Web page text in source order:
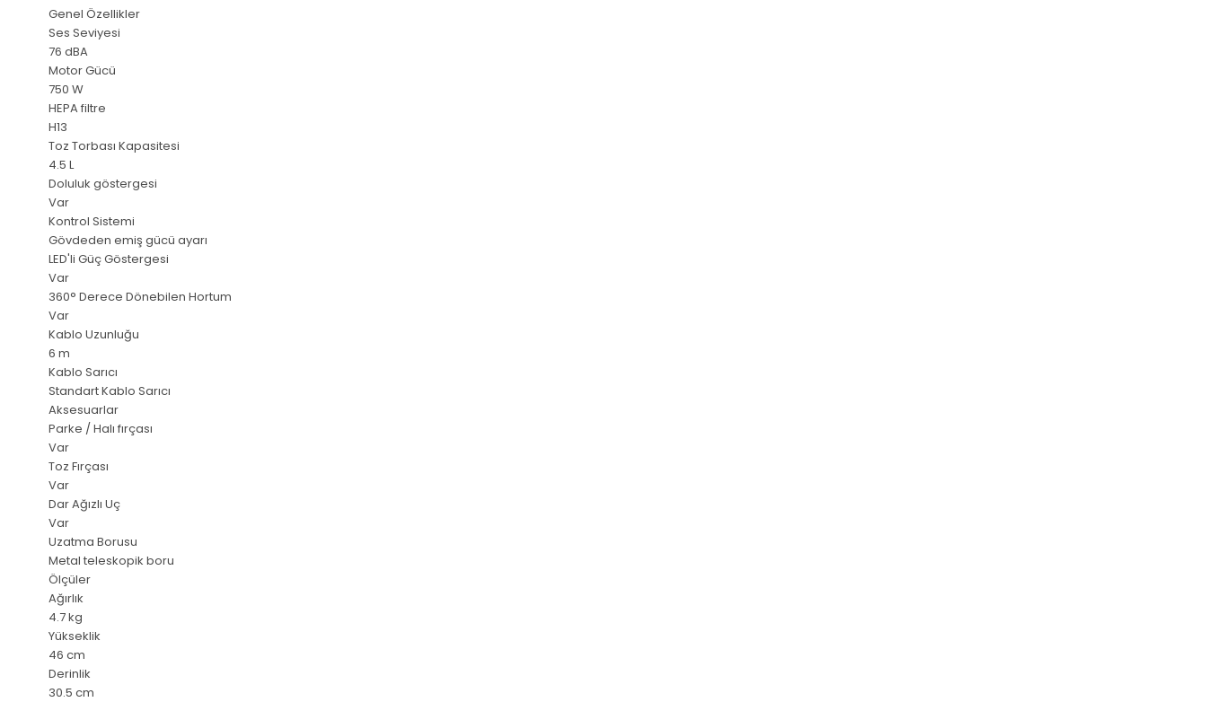
Genel Özellikler
Ses Seviyesi
76 dBA
Motor Gücü
750 W
HEPA filtre
H13
Toz Torbası Kapasitesi
4.5 L
Doluluk göstergesi
Var
Kontrol Sistemi
Gövdeden emiş gücü ayarı
LED'li Güç Göstergesi
Var
360° Derece Dönebilen Hortum
Var
Kablo Uzunluğu
6 m
Kablo Sarıcı
Standart Kablo Sarıcı
Aksesuarlar
Parke / Halı fırçası
Var
Toz Fırçası
Var
Dar Ağızlı Uç
Var
Uzatma Borusu
Metal teleskopik boru
Ölçüler
Ağırlık
4.7 kg
Yükseklik
46 cm
Derinlik
30.5 cm